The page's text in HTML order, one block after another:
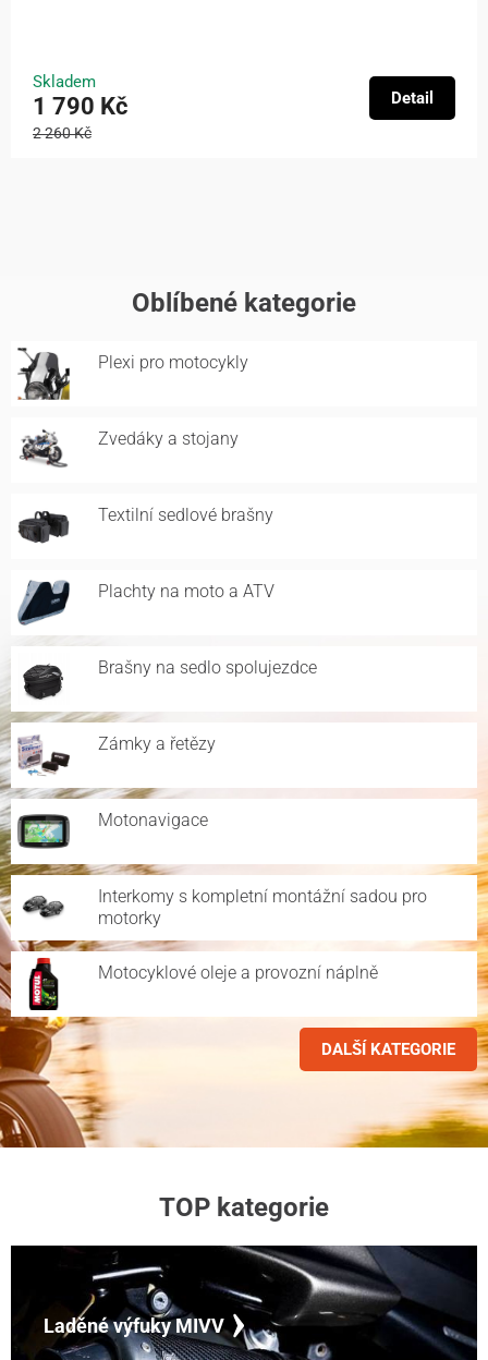
Skladem
1 790 Kč
2 260 Kč
Detail
Oblíbené kategorie
Plexi pro motocykly
Zvedáky a stojany
Textilní sedlové brašny
Plachty na moto a ATV
Brašny na sedlo spolujezdce
Zámky a řetězy
Motonavigace
Interkomy s kompletní montážní sadou pro
motorky
Motocyklové oleje a provozní náplně
DALŠÍ KATEGORIE
TOP kategorie
Laděné výfuky MIVV